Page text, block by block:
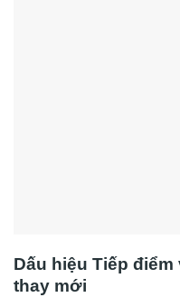
Dấu hiệu Tiếp
thay mới